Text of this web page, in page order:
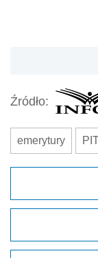
Źródło:
emerytury